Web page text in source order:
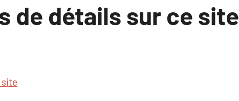
de détails sur ce site
site